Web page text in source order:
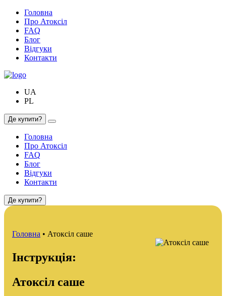
Головна
Про Атоксіл
FAQ
Блог
Відгуки
Контакти
UA
PL
Де купити?
Головна
Про Атоксіл
FAQ
Блог
Відгуки
Контакти
Де купити?
Головна • Атоксіл саше
Інструкція:
Атоксіл саше